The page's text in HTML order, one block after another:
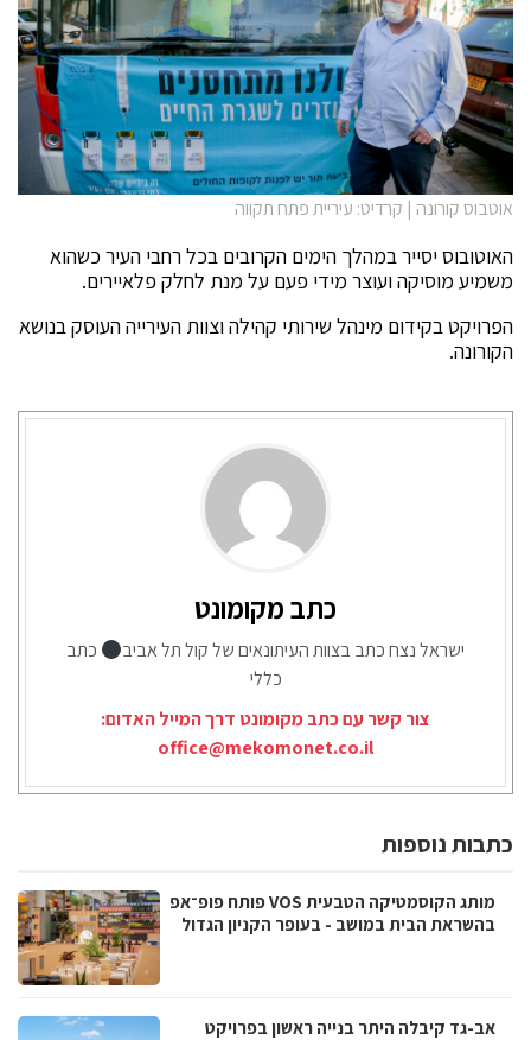
אוטבוס קורונה | קרדיט: עיריית פתח תקווה
האוטובוס יסייר במהלך הימים הקרובים בכל רחבי העיר כשהוא
משמיע מוסיקה ועוצר מידי פעם על מנת לחלק פלאיירים.
הפרויקט בקידום מינהל שירותי קהילה וצוות העירייה העוסק בנושא
הקורונה.
כתב מקומונט
ישראל נצח כתב בצוות העיתונאים של קול תל אביב
כתב
כללי
צור קשר עם כתב מקומונט דרך המייל האדום:
office@mekomonet.co.il
כתבות נוספות
מותג הקוסמטיקה הטבעית VOS פותח פופ־אפ
בהשראת הבית במושב - בעופר הקניון הגדול
אב-גד קיבלה היתר בנייה ראשון בפרויקט